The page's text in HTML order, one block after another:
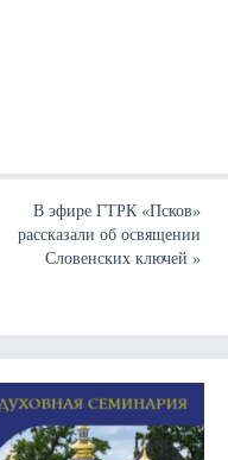
В эфире ГТРК «Псков»
рассказали об освящении
Словенских ключей»